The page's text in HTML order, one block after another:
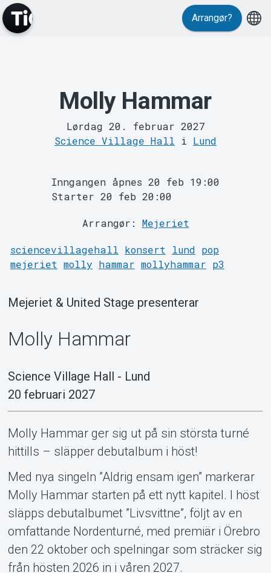
MyTickster
Support
Om Tickster
Arrangør?
Molly Hammar
Lørdag 20. februar 2027
Science Village Hall i Lund
Inngangen åpnes 20 feb 19:00
Starter 20 feb 20:00
Arrangør: Mejeriet
sciencevillagehall konsert lund pop
mejeriet molly hammar mollyhammar p3
Mejeriet & United Stage presenterar
Molly Hammar
Science Village Hall - Lund
20 februari 2027
Molly Hammar ger sig ut på sin största turné
hittills – släpper debutalbum i höst!
Med nya singeln ”Aldrig ensam igen” markerar
Molly Hammar starten på ett nytt kapitel. I höst
släpps debutalbumet ”Livsvittne”, följt av en
omfattande Nordenturné, med premiär i Örebro
den 22 oktober och spelningar som sträcker sig
från hösten 2026 in i våren 2027.